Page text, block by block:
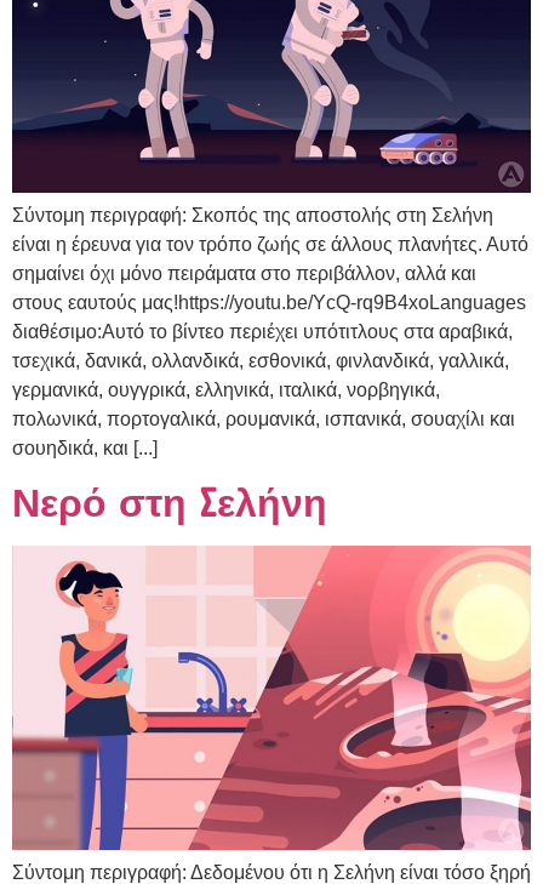
Σύντομη περιγραφή: Σκοπός της αποστολής στη Σελήνη
είναι η έρευνα για τον τρόπο ζωής σε άλλους πλανήτες. Αυτό
σημαίνει όχι μόνο πειράματα στο περιβάλλον, αλλά και
στους εαυτούς μας!https://youtu.be/YcQ-rq9B4xoLanguages
διαθέσιμο:Αυτό το βίντεο περιέχει υπότιτλους στα αραβικά,
τσεχικά, δανικά, ολλανδικά, εσθονικά, φινλανδικά, γαλλικά,
γερμανικά, ουγγρικά, ελληνικά, ιταλικά, νορβηγικά,
πολωνικά, πορτογαλικά, ρουμανικά, ισπανικά, σουαχίλι και
σουηδικά, και [...]
Νερό στη Σελήνη
Σύντομη περιγραφή: Δεδομένου ότι η Σελήνη είναι τόσο ξηρή